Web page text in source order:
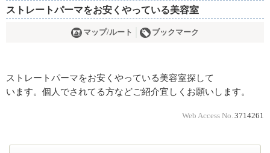
ストレートパーマをお安くやっている美容室
マップ/ルート ブックマーク
ストレートパーマをお安くやっている美容室探して
います。個人でされてる方などご紹介宜しくお願いします。
Web Access No. 3714261